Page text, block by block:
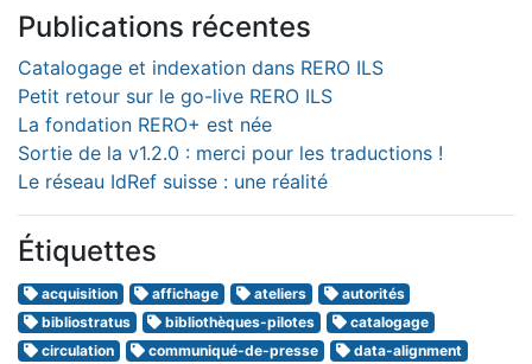
Publications récentes
Catalogage et indexation dans RERO ILS
Petit retour sur le go-live RERO ILS
La fondation RERO+ est née
Sortie de la v1.2.0 : merci pour les traductions !
Le réseau IdRef suisse : une réalité
Étiquettes
acquisition affichage ateliers
autorités
bibliostratus
bibliothèques-pilotes
catalogage
circulation
communiqué-de-presse data-alignment